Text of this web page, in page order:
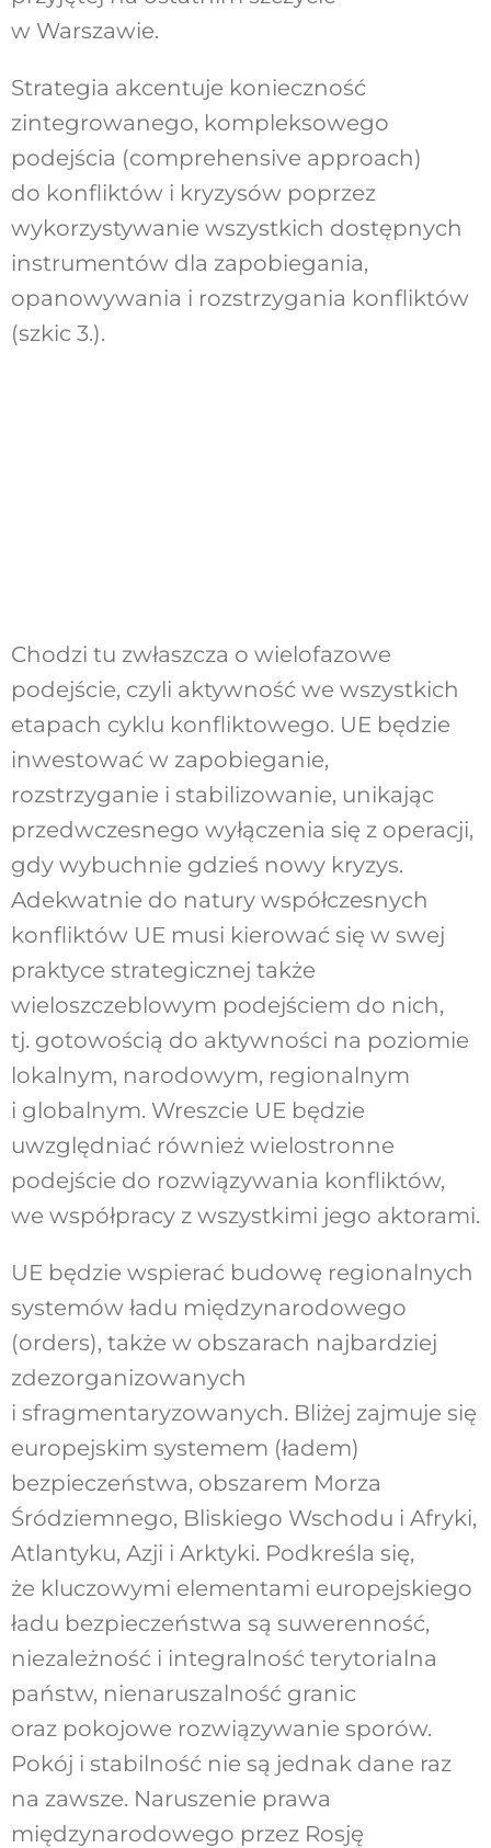
w Warszawie.
Strategia akcentuje konieczność
zintegrowanego, kompleksowego
podejścia (comprehensive approach)
do konfliktów i kryzysów poprzez
wykorzystywanie wszystkich dostępnych
instrumentów dla zapobiegania,
opanowywania i rozstrzygania konfliktów
(szkic 3.).
Chodzi tu zwłaszcza o wielofazowe
podejście, czyli aktywność we wszystkich
etapach cyklu konfliktowego. UE będzie
inwestować w zapobieganie,
rozstrzyganie i stabilizowanie, unikając
przedwczesnego wyłączenia się z operacji,
gdy wybuchnie gdzieś nowy kryzys.
Adekwatnie do natury współczesnych
konfliktów UE musi kierować się w swej
praktyce strategicznej także
wieloszczeblowym podejściem do nich,
tj. gotowością do aktywności na poziomie
lokalnym, narodowym, regionalnym
i globalnym. Wreszcie UE będzie
uwzględniać również wielostronne
podejście do rozwiązywania konfliktów,
we współpracy z wszystkimi jego aktorami.
UE będzie wspierać budowę regionalnych
systemów ładu międzynarodowego
(orders), także w obszarach najbardziej
zdezorganizowanych
i sfragmentaryzowanych. Bliżej zajmuje się
europejskim systemem (ładem)
bezpieczeństwa, obszarem Morza
Śródziemnego, Bliskiego Wschodu i Afryki,
Atlantyku, Azji i Arktyki. Podkreśla się,
że kluczowymi elementami europejskiego
ładu bezpieczeństwa są suwerenność,
niezależność i integralność terytorialna
państw, nienaruszalność granic
oraz pokojowe rozwiązywanie sporów.
Pokój i stabilność nie są jednak dane raz
na zawsze. Naruszenie prawa
międzynarodowego przez Rosję